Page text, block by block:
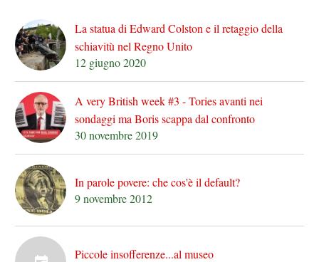
La statua di Edward Colston e il retaggio della
schiavitù nel Regno Unito
12 giugno 2020
A very British week #3 - Tories avanti nei
sondaggi ma Boris scappa dal confronto
30 novembre 2019
In parole povere: che cos'è il default?
9 novembre 2012
Piccole insofferenze...al museo